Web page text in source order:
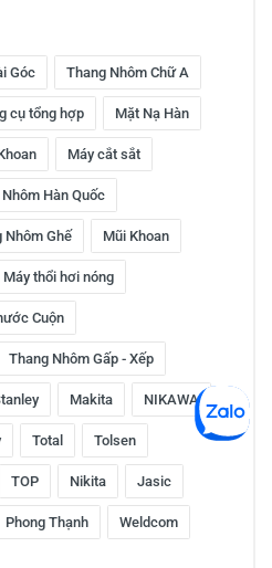
Góc Thang Nhôm Chữ A
cụ tổng hợp Mặt Nạ Hàn
Máy cắt sắt
Hàn Quốc
Nhôm Ghế Mũi Khoan
Máy thổi hơi nóng
Cuộn
Thang Nhôm Gấp - Xếp
Makita NIKAWA
Total Tolsen
TOP Nikita Jasic
Phong Thạnh Weldcom